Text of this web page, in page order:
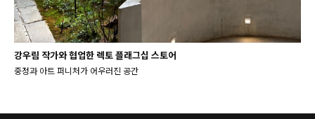
강우림 작가와 협업한 렉토 플래그십 스토어
중정과 아트 퍼니처가 어우러진 공간